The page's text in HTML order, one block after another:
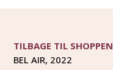
TILBAGE TIL SHOPPEN
BEL AIR, 2022